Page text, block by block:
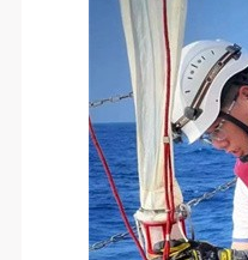
可使用雅昌艺